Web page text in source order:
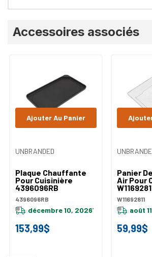
Accessoires associés
UNBRANDED
Plaque Chauffante
Pour Cuisinière
4396096RB
4396096RB
décembre 10, 2026*
153,99$
Ajouter Au Panier
Panier
Air Pour
W11692811
août
59,99$